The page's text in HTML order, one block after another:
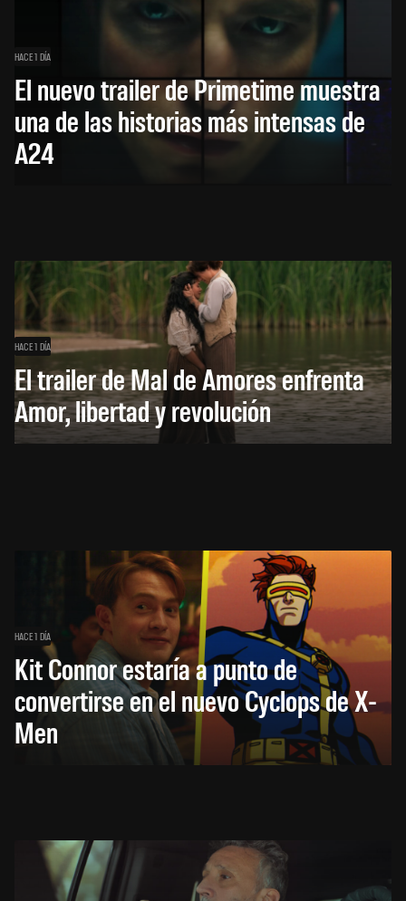
HACE 1 DÍA
El nuevo trailer de Primetime muestra
una de las historias más intensas de
A24
HACE 1 DÍA
El trailer de Mal de Amores enfrenta
Amor, libertad y revolución
HACE 1 DÍA
Kit Connor estaría a punto de
convertirse en el nuevo Cyclops de X-
Men